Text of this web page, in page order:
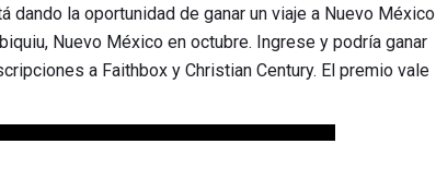
la oportunidad de ganar un viaje a Nuevo México
Nuevo México en octubre. Ingrese y podría ganar
a Faithbox y Christian Century. El premio vale